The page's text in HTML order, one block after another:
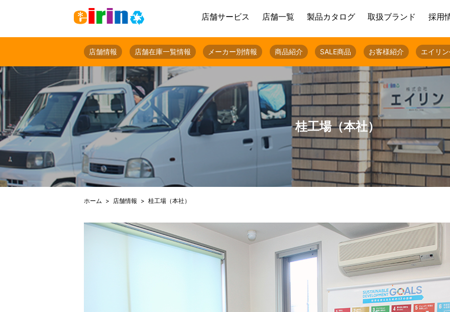
店舗サービス 店舗一覧 製品カタログ 取扱ブランド 採用
店舗情報 店舗在庫一覧情報 メーカー別情報 商品紹介 SALE商品 お客様紹介 エイリ
桂工場（本社）
ホーム 店舗情報 桂工場（本社）